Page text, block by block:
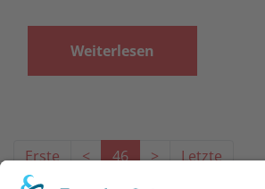
Weiterlesen
Erste < 46 > Letzte